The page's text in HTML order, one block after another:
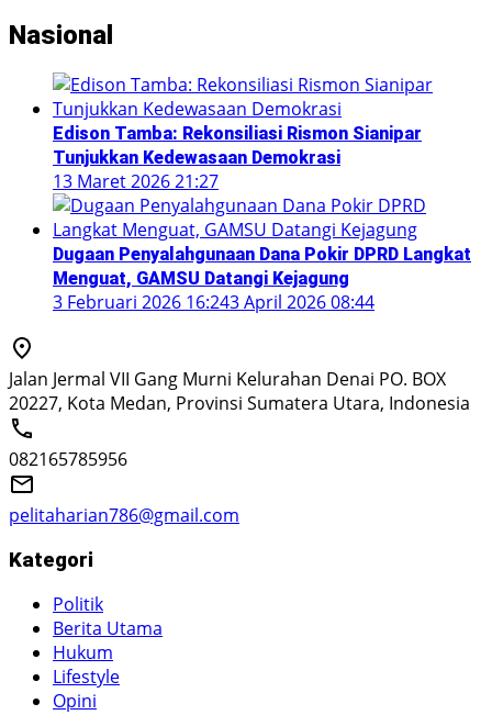
Nasional
Edison Tamba: Rekonsiliasi Rismon Sianipar
Tunjukkan Kedewasaan Demokrasi
13 Maret 2026 21:27
Dugaan Penyalahgunaan Dana Pokir DPRD Langkat
Menguat, GAMSU Datangi Kejagung
3 Februari 2026 16:243 April 2026 08:44
Jalan Jermal VII Gang Murni Kelurahan Denai PO. BOX
20227, Kota Medan, Provinsi Sumatera Utara, Indonesia
082165785956
pelitaharian786@gmail.com
Kategori
Politik
Berita Utama
Hukum
Lifestyle
Opini